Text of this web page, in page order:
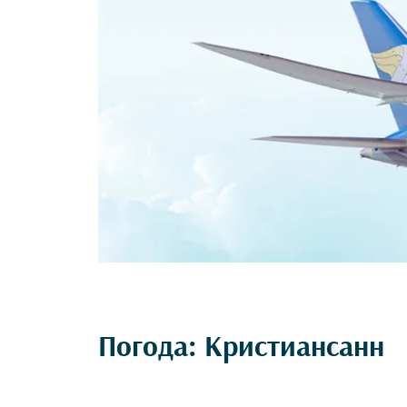
Погода: Кристиансанн